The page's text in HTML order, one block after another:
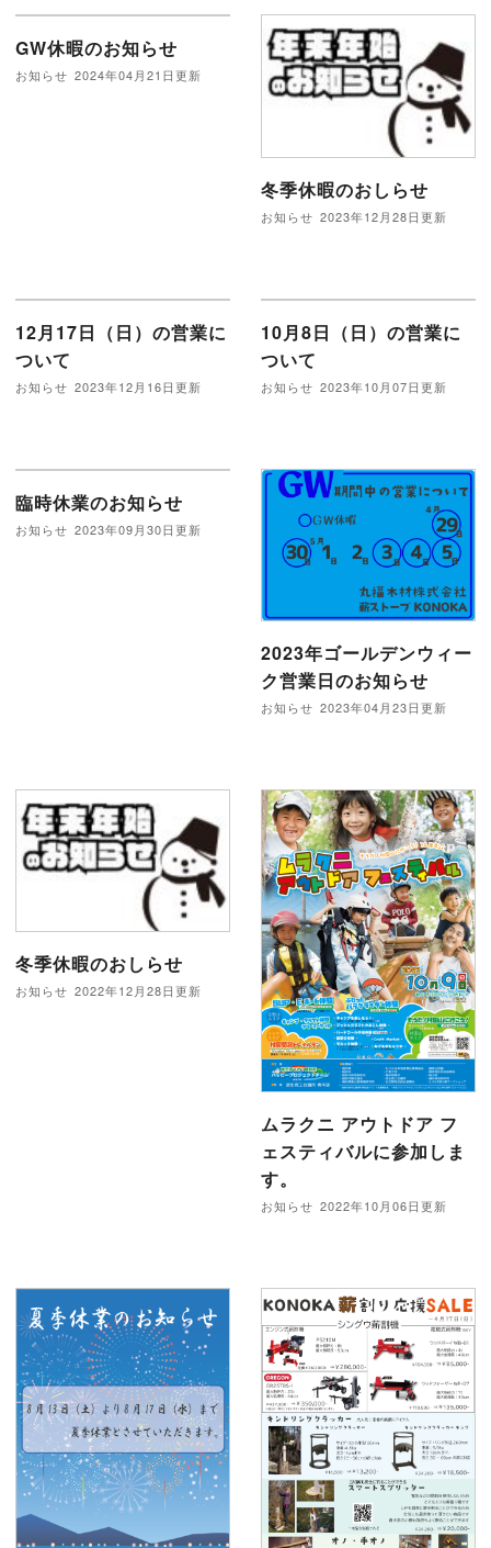
GW休暇のお知らせ
お知らせ 2024年04月21日更新
冬季休暇のおしらせ
お知らせ 2023年12月28日更新
12月17日（日）の営業に
ついて
お知らせ 2023年12月16日更新
10月8日（日）の営業に
ついて
お知らせ 2023年10月07日更新
臨時休業のお知らせ
お知らせ 2023年09月30日更新
2023年ゴールデンウィー
ク営業日のお知らせ
お知らせ 2023年04月23日更新
冬季休暇のおしらせ
お知らせ 2022年12月28日更新
ムラクニ アウトドア フ
ェスティバルに参加しま
す。
お知らせ 2022年10月06日更新